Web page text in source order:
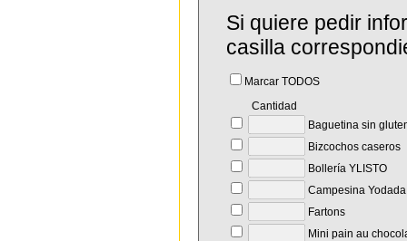
Si quiere pedir
casilla
Marcar TODOS
Cantidad
Baguetina sin
Bizcochos caseros
Bollería YLISTO
Campesina Yodada
Fartons
Mini pain au